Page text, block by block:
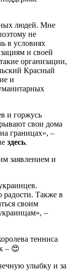
людей. Мне
не
в условиях
и своей
организации,
Красный
и
и горжусь
свои дома
границах», –
здесь.
заявлением и
радости. Также в
своим
–
улыбку и за